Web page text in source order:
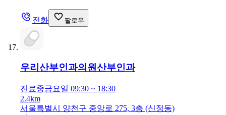
전화 팔로우
우리산부인과의원산부인과
진료중금요일 09:30 ~ 18:30
2.4km
서울특별시 양천구 중앙로 275, 3층 (신정동)